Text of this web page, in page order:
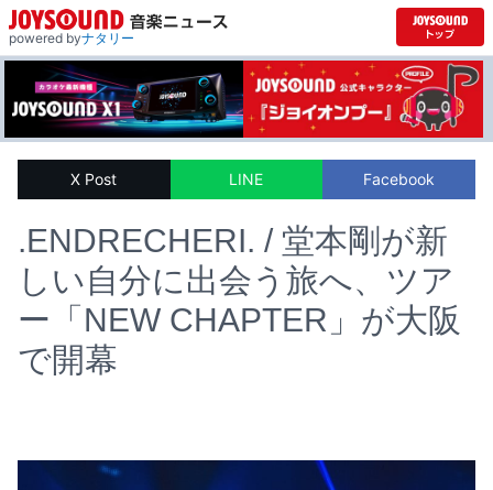
powered byナタリー
X Post LINE Facebook
.ENDRECHERI. / 堂本剛が新
しい自分に出会う旅へ、ツア
ー「NEW CHAPTER」が大阪
で開幕